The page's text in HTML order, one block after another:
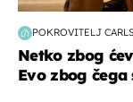
POKROVITELJ
Netko zbog
Evo zbog